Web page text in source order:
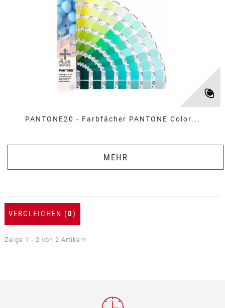
PANTONE20 - Farbfächer PANTONE Color...
MEHR
VERGLEICHEN (0)
Zeige 1 - 2 von 2 Artikeln